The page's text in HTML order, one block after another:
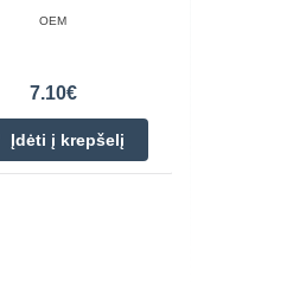
OEM
7.10€
Įdėti į krepšelį